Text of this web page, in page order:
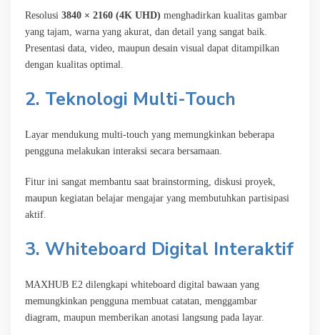
Resolusi 3840 × 2160 (4K UHD) menghadirkan kualitas gambar
yang tajam, warna yang akurat, dan detail yang sangat baik.
Presentasi data, video, maupun desain visual dapat ditampilkan
dengan kualitas optimal.
2. Teknologi Multi-Touch
Layar mendukung multi-touch yang memungkinkan beberapa
pengguna melakukan interaksi secara bersamaan.
Fitur ini sangat membantu saat brainstorming, diskusi proyek,
maupun kegiatan belajar mengajar yang membutuhkan partisipasi
aktif.
3. Whiteboard Digital Interaktif
MAXHUB E2 dilengkapi whiteboard digital bawaan yang
memungkinkan pengguna membuat catatan, menggambar
diagram, maupun memberikan anotasi langsung pada layar.